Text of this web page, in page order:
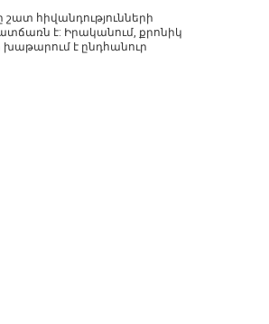
շատ հիվանդությունների
է: Իրականում, քրոնիկ
է ընդհանուր